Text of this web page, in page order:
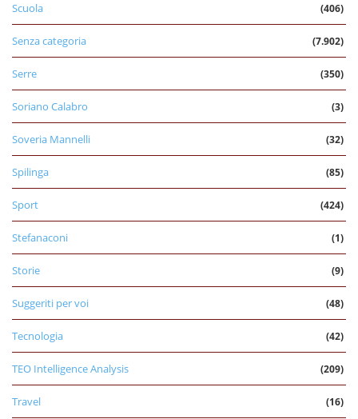
Scuola (406)
Senza categoria (7.902)
Serre (350)
Soriano Calabro (3)
Soveria Mannelli (32)
Spilinga (85)
Sport (424)
Stefanaconi (1)
Storie (9)
Suggeriti per voi (48)
Tecnologia (42)
TEO Intelligence Analysis (209)
Travel (16)